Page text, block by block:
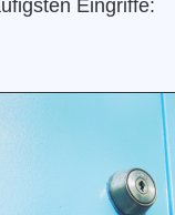
Eingriffe: